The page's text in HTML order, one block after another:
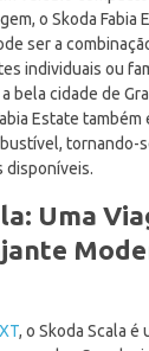
o Skoda
ser a
individuais ou
bela cidade de
Estate
tornando-
disponíveis.
Uma
, o Skoda Scala é